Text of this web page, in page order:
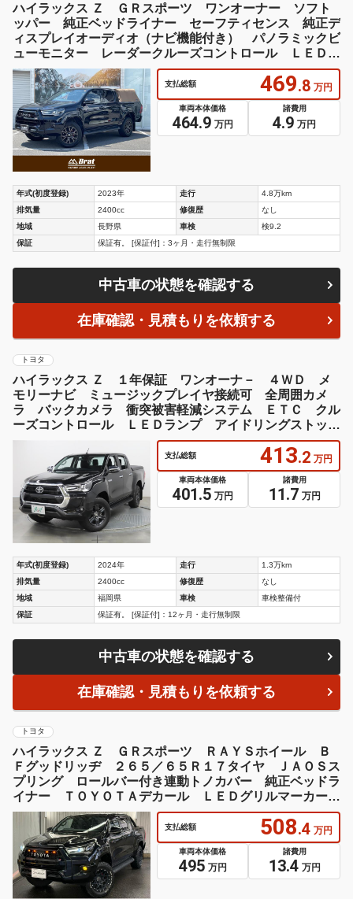
ハイラックス Ｚ ＧＲスポーツ ワンオーナー ソフト
ッパー 純正ベッドライナー セーフティセンス 純正デ
ィスプレイオーディオ（ナビ機能付き） パノラミックビ
ューモニター レーダークルーズコントロール ＬＥＤオ
ートライト ＥＴＣ
支払総額 469.8 万円
車両本体価格
464.9 万円
諸費用
4.9 万円
年式(初度登録) 2023年 走行
4.8万km
排気量
2400cc 修復歴
なし
地域
長野県 車検
検9.2
保証
保証有。 [保証付]：3ヶ月・走行無制限
中古車の状態を確認する
在庫確認・見積もりを依頼する
トヨタ
ハイラックス Ｚ １年保証 ワンオーナ－ ４ＷＤ メ
モリーナビ ミュージックプレイヤ接続可 全周囲カメ
ラ バックカメラ 衝突被害軽減システム ＥＴＣ クル
ーズコントロール ＬＥＤランプ アイドリングストッ
プ ディーゼル
支払総額 413.2 万円
車両本体価格
401.5 万円
諸費用
11.7 万円
年式(初度登録) 2024年 走行
1.3万km
排気量
2400cc 修復歴
なし
地域
福岡県 車検
車検整備付
保証
保証有。 [保証付]：12ヶ月・走行無制限
中古車の状態を確認する
在庫確認・見積もりを依頼する
トヨタ
ハイラックス Ｚ ＧＲスポーツ ＲＡＹＳホイール Ｂ
Ｆグッドリッヂ ２６５／６５Ｒ１７タイヤ ＪＡＯＳス
プリング ロールバー付き連動トノカバー 純正ベッドラ
イナー ＴＯＹＯＴＡデカール ＬＥＤグリルマーカー
ドラレコ ＥＴＣ
支払総額 508.4 万円
車両本体価格
495 万円
諸費用
13.4 万円